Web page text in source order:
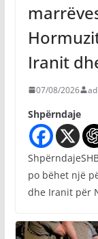
Iranit
07/08/2026
Shpërndaje
po bëhet një
dhe Iranit për